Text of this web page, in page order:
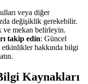
veya diğer
değişiklik gerekebilir.
mekan belirleyin.
takip edin: Güncel
etkinlikler hakkında bilgi
Kaynakları